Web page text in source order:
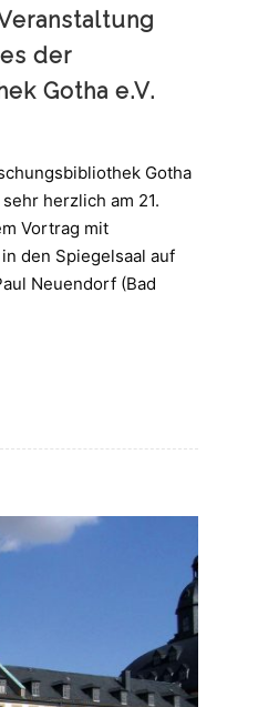
der
Gotha e.V.
Gotha
herzlich am 21.
Vortrag mit
den Spiegelsaal auf
Neuendorf (Bad